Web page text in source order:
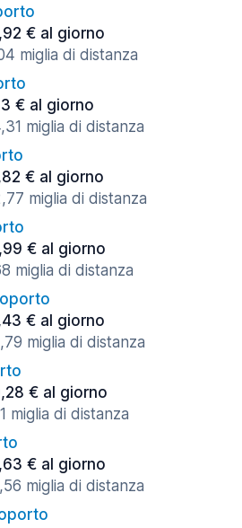
€ al giorno
miglia di distanza
€ al giorno
miglia di distanza
€ al giorno
miglia di distanza
€ al giorno
miglia di distanza
€ al giorno
miglia di distanza
€ al giorno
miglia di distanza
€ al giorno
miglia di distanza